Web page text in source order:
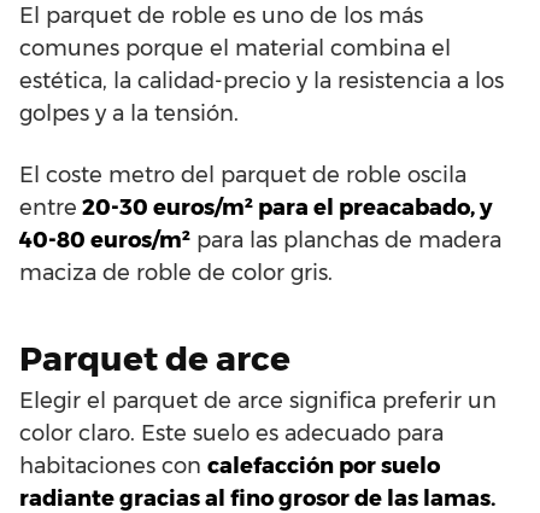
El parquet de roble es uno de los más
comunes porque el material combina el
estética, la calidad-precio y la resistencia a los
golpes y a la tensión.
El coste metro del parquet de roble oscila
entre 20-30 euros/m² para el preacabado, y
40-80 euros/m² para las planchas de madera
maciza de roble de color gris.
Parquet de arce
Elegir el parquet de arce significa preferir un
color claro. Este suelo es adecuado para
habitaciones con calefacción por suelo
radiante gracias al fino grosor de las lamas.